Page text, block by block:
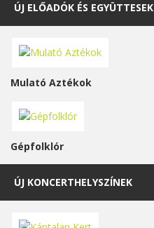
ÚJ ELŐADÓK ÉS EGYÜTTESEK
Mulató Aztékok
Gépfolklór
ÚJ KONCERTHELYSZÍNEK